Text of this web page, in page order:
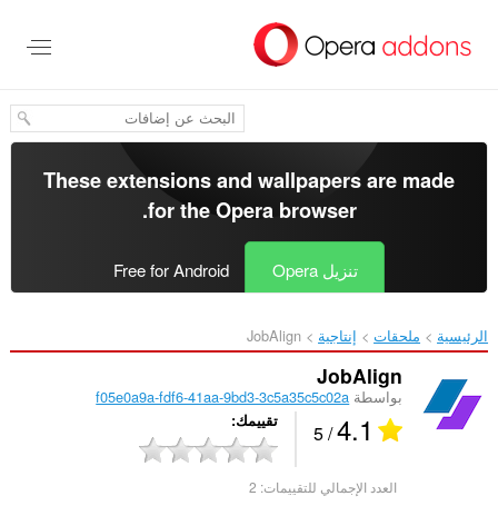
المحتوى
These extensions and wallpapers are made
for theOpera browser
.
تنزيل Opera Free for Android
الرئيسية ملحقات إنتاجية JobAlign‎
JobAlign
بواسطة f05e0a9a-fdf6-41aa-9bd3-3c5a35c5c02a
4.1
/ 5 تقييمك
العدد الإجمالي للتقييمات: 2